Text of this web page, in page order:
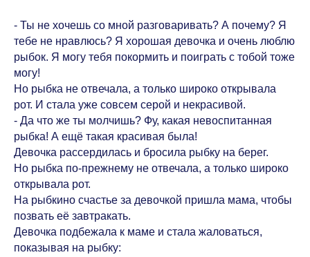
- Ты не хочешь со мной разговаривать? А почему? Я
тебе не нравлюсь? Я хорошая девочка и очень люблю
рыбок. Я могу тебя покормить и поиграть с тобой тоже
могу!
Но рыбка не отвечала, а только широко открывала
рот. И стала уже совсем серой и некрасивой.
- Да что же ты молчишь? Фу, какая невоспитанная
рыбка! А ещё такая красивая была!
Девочка рассердилась и бросила рыбку на берег.
Но рыбка по-прежнему не отвечала, а только широко
открывала рот.
На рыбкино счастье за девочкой пришла мама, чтобы
позвать её завтракать.
Девочка подбежала к маме и стала жаловаться,
показывая на рыбку: